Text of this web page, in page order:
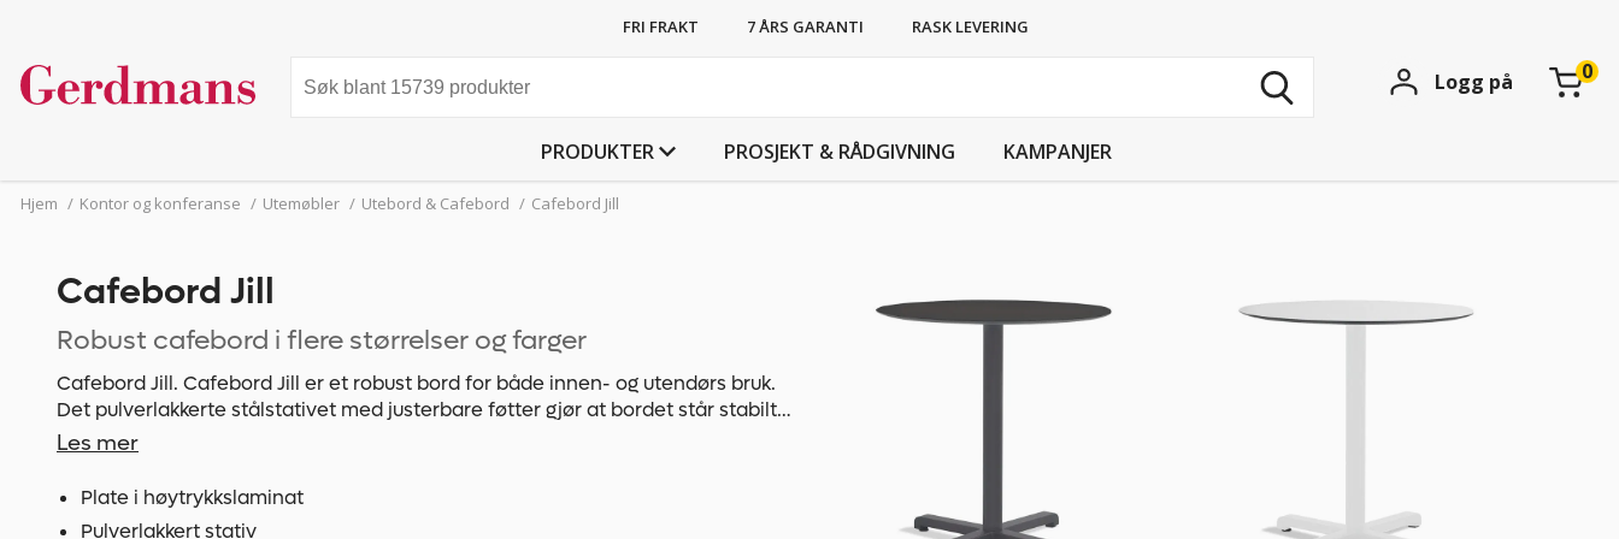
FRI FRAKT 7 ÅRS GARANTI RASK LEVERING
PRODUKTER PROSJEKT & RÅDGIVNING KAMPANJER
Logg på
Hjem / Kontor og konferanse / Utemøbler / Utebord & Cafebord / Cafebord Jill
Cafebord Jill
Robust cafebord i flere størrelser og farger
Cafebord Jill. Cafebord Jill er et robust bord for både innen- og utendørs bruk.
Det pulverlakkerte stålstativet med justerbare føtter gjør at bordet står stabilt
selv på ujevne flater. Bordet finnes i tre forskjellige utførelser, rundt, kvadratisk
Les mer
Plate i høytrykkslaminat
Pulverlakkert stativ